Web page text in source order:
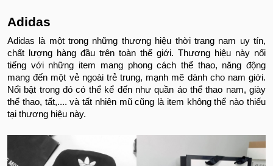
Adidas
Adidas là một trong những thương hiệu thời trang nam uy tín,
chất lượng hàng đầu trên toàn thế giới. Thương hiệu này nổi
tiếng với những item mang phong cách thể thao, năng động
mang đến một vẻ ngoài trẻ trung, mạnh mẽ dành cho nam giới.
Nổi bật trong đó có thể kể đến như quần áo thể thao nam, giày
thể thao, tất,.... và tất nhiên mũ cũng là item không thể nào thiếu
tại thương hiệu này.